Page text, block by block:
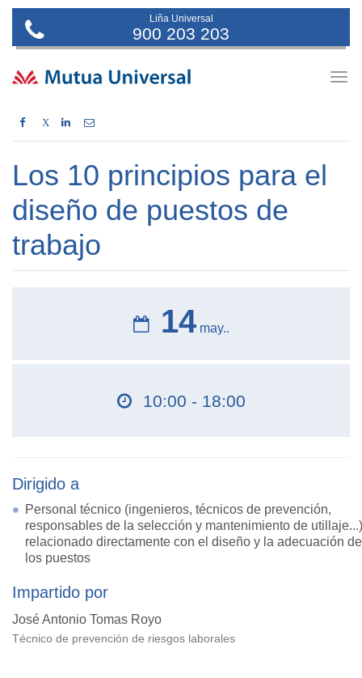
Liña Universal
900 203 203
X
Los 10 principios para el
diseño de puestos de
trabajo
14 may..
10:00 - 18:00
Dirigido a
Personal técnico (ingenieros, técnicos de prevención,
responsables de la selección y mantenimiento de utillaje...)
relacionado directamente con el diseño y la adecuación de
los puestos
Impartido por
José Antonio Tomas Royo
Técnico de prevención de riesgos laborales